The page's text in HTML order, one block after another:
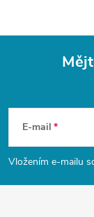
p
a
E-mail
Vložením e-mailu